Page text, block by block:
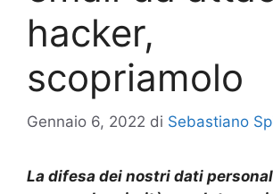
hacker,
scopriamolo
Gennaio 6, 2022 di Sebastiano
La difesa dei nostri dati